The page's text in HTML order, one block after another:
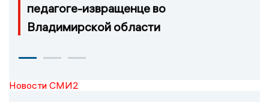
педагоге-извращенце во
Владимирской области
Новости СМИ2